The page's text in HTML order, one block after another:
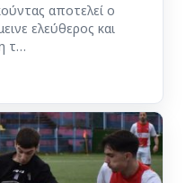
αποτελεί ο
ελεύθερος και
τ…